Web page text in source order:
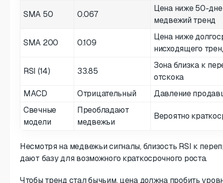
SMA 50
0.067
Цена ниже 50-
медвежий тренд
SMA 200 0.109
Цена ниже
нисходящего
RSI (14) 33.85
Зона близка к
отскока
MACD
Отрицательный
Давление
Свечные
модели
Преобладают
медвежьи
Вероятно
Несмотря на медвежьи сигналы, близость RSI к
дают базу для возможного краткосрочного роста.
Чтобы тренд стал бычьим, цена должна пробить